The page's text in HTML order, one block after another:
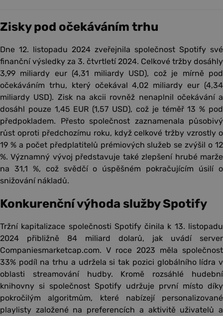
Zisky pod očekáváním trhu
Dne 12. listopadu 2024 zveřejnila společnost Spotify své
finanční výsledky za 3. čtvrtletí 2024. Celkové tržby dosáhly
3,99 miliardy eur (4,31 miliardy USD), což je mírně pod
očekáváním trhu, který očekával 4,02 miliardy eur (4,34
miliardy USD). Zisk na akcii rovněž nenaplnil očekávání a
dosáhl pouze 1,45 EUR (1,57 USD), což je téměř 13 % pod
předpokladem. Přesto společnost zaznamenala působivý
růst oproti předchozímu roku, když celkové tržby vzrostly o
19 % a počet předplatitelů prémiových služeb se zvýšil o 12
%. Významný vývoj představuje také zlepšení hrubé marže
na 31,1 %, což svědčí o úspěšném pokračujícím úsilí o
snižování nákladů.
Konkurenční výhoda služby Spotify
Tržní kapitalizace společnosti Spotify činila k 13. listopadu
2024 přibližně 84 miliard dolarů, jak uvádí server
Companiesmarketcap.com. V roce 2023 měla společnost
33% podíl na trhu a udržela si tak pozici globálního lídra v
oblasti streamování hudby. Kromě rozsáhlé hudební
knihovny si společnost Spotify udržuje první místo díky
pokročilým algoritmům, které nabízejí personalizované
playlisty založené na preferencích a aktivitě uživatelů a